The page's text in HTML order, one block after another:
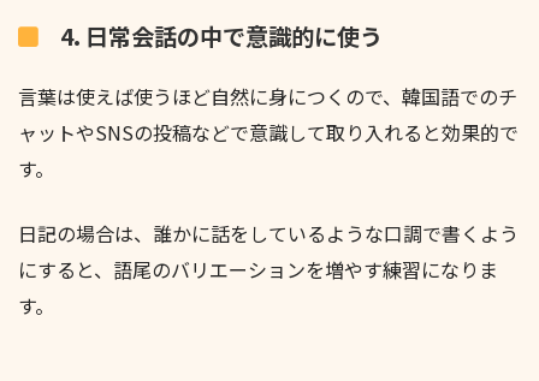
4. 日常会話の中で意識的に使う
言葉は使えば使うほど自然に身につくので、韓国語でのチ
ャットやSNSの投稿などで意識して取り入れると効果的で
す。
日記の場合は、誰かに話をしているような口調で書くよう
にすると、語尾のバリエーションを増やす練習になりま
す。